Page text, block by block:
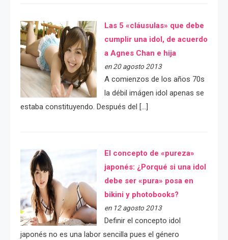
Las 5 «cláusulas» que debe
cumplir una idol, de acuerdo
a Agnes Chan e hija
en 20 agosto 2013
A comienzos de los años 70s
la débil imágen idol apenas se
estaba constituyendo. Después del […]
El concepto de «pureza»
japonés: ¿Porqué si una idol
debe ser «pura» posa en
bikini y photobooks?
en 12 agosto 2013
Definir el concepto idol
japonés no es una labor sencilla pues el género